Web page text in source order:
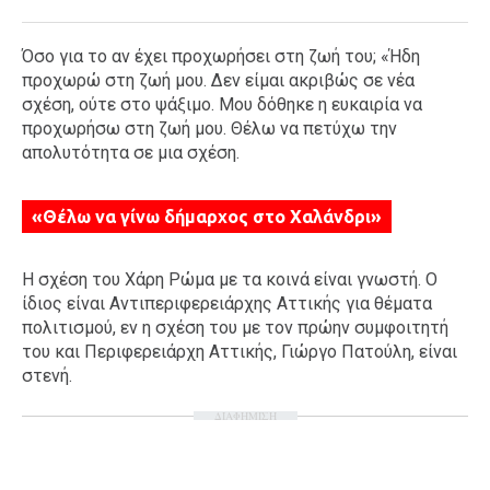
Όσο για το αν έχει προχωρήσει στη ζωή του; «Ήδη
προχωρώ στη ζωή μου. Δεν είμαι ακριβώς σε νέα
σχέση, ούτε στο ψάξιμο. Μου δόθηκε η ευκαιρία να
προχωρήσω στη ζωή μου. Θέλω να πετύχω την
απολυτότητα σε μια σχέση.
«Θέλω να γίνω δήμαρχος στο Χαλάνδρι»
Η σχέση του Χάρη Ρώμα με τα κοινά είναι γνωστή. Ο
ίδιος είναι Αντιπεριφερειάρχης Αττικής για θέματα
πολιτισμού, εν η σχέση του με τον πρώην συμφοιτητή
του και Περιφερειάρχη Αττικής, Γιώργο Πατούλη, είναι
στενή.
ΔΙΑΦΗΜΙΣΗ